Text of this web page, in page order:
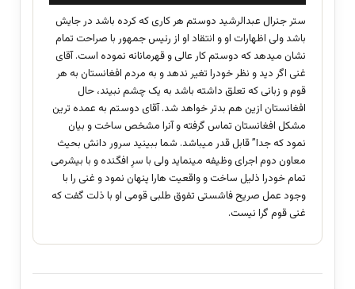
ستر جنرال عبدالرشید دوستم هر کاری که کرده باشد در جایش
باشد ولی اظهارات او و انتقاد او از رئیس جمهور با صراحت تمام
نشان میدهد که دوستم کار عالی و قهرمانانه نموده است. آقای
غنی اگر دید و نظر خودرا تغیر ندهد و به مردم افغانستان به هر
قوم و زبانی که تعلق داشته باشد به یک چشم نبیند، حال
افغانستان ازین هم بدتر خواهد شد. آقای دوستم به عمده ترین
مشکل افغانستان تماس گرفته و آنرا مشخص ساخت و بیان
نمود که جدا” قابل قدر میباشد. شما ببینید سرور دانش بحیث
معاون دوم اجرای وظیفه مینماید ولی با سرِ افگنده و با بیشرمی
تمام خودرا ذلیل ساخت و واقعیت هارا پنهان نمود و غنی را با
وجود عمل صریح فاشستی تفوق طلبی قومی او با ذلت گفت که
غنی قوم گرا نیست.